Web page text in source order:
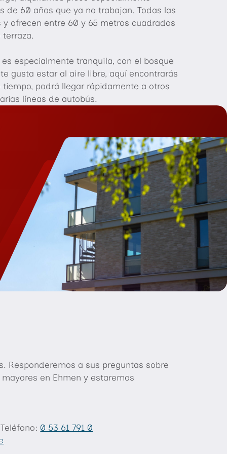
de 60 años que ya no trabajan. Todas las
ofrecen entre 60 y 65 metros cuadrados
especialmente tranquila, con el bosque
gusta estar al aire libre, aquí encontrarás
podrá llegar rápidamente a otros
líneas de autobús.
Responderemos a sus preguntas sobre
en Ehmen y estaremos
Teléfono: 0 53 61 791 0